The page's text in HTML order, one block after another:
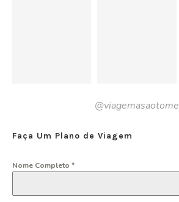
@viagemasaotome
Faça Um Plano de Viagem
Nome Completo *